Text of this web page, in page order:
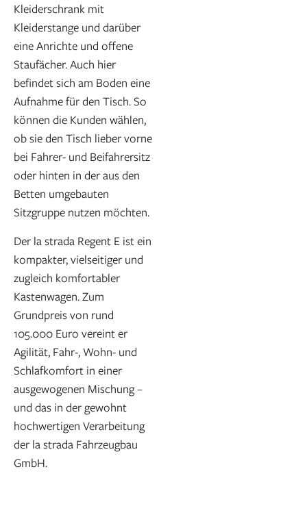
Kleiderschrank mit
Kleiderstange und darüber
eine Anrichte und offene
Staufächer. Auch hier
befindet sich am Boden eine
Aufnahme für den Tisch. So
können die Kunden wählen,
ob sie den Tisch lieber vorne
bei Fahrer- und Beifahrersitz
oder hinten in der aus den
Betten umgebauten
Sitzgruppe nutzen möchten.
Der la strada Regent E ist ein
kompakter, vielseitiger und
zugleich komfortabler
Kastenwagen. Zum
Grundpreis von rund
105.000 Euro vereint er
Agilität, Fahr-, Wohn- und
Schlafkomfort in einer
ausgewogenen Mischung –
und das in der gewohnt
hochwertigen Verarbeitung
der la strada Fahrzeugbau
GmbH.